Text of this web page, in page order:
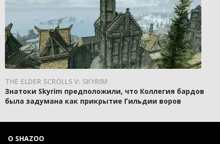
THE ELDER SCROLLS V: SKYRIM
Знатоки Skyrim предположили, что Коллегия бардов
была задумана как прикрытие Гильдии воров
О SHAZOO